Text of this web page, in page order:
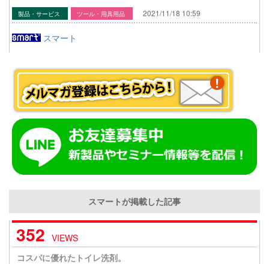
製品・サービス ツール・用具用品 2021/11/18 10:59
スマート
スマートが掲載した記事
352 VIEWS
コスパに優れたトイレ洗剤。